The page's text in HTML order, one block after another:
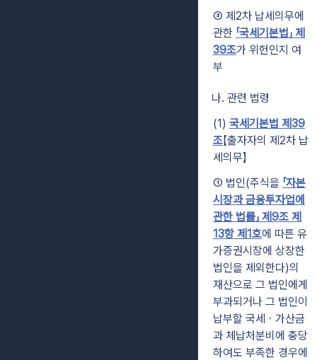
③ 제2차 납세의무에
관한 「국세기본법」 제
39조가 위헌인지 여
부
나. 관련 법령
(1) 국세기본법 제39
조【출자자의 제2차 납
세의무】
① 법인(주식을 「자본
시장과 금융투자업에
관한 법률」 제9조 제
13항 제1호에 따른 유
가증권시장에 상장한
법인을 제외한다)의
재산으로 그 법인에게
부과되거나 그 법인이
납부할 국세ㆍ가산금
과 체납처분비에 충당
하여도 부족한 경우에